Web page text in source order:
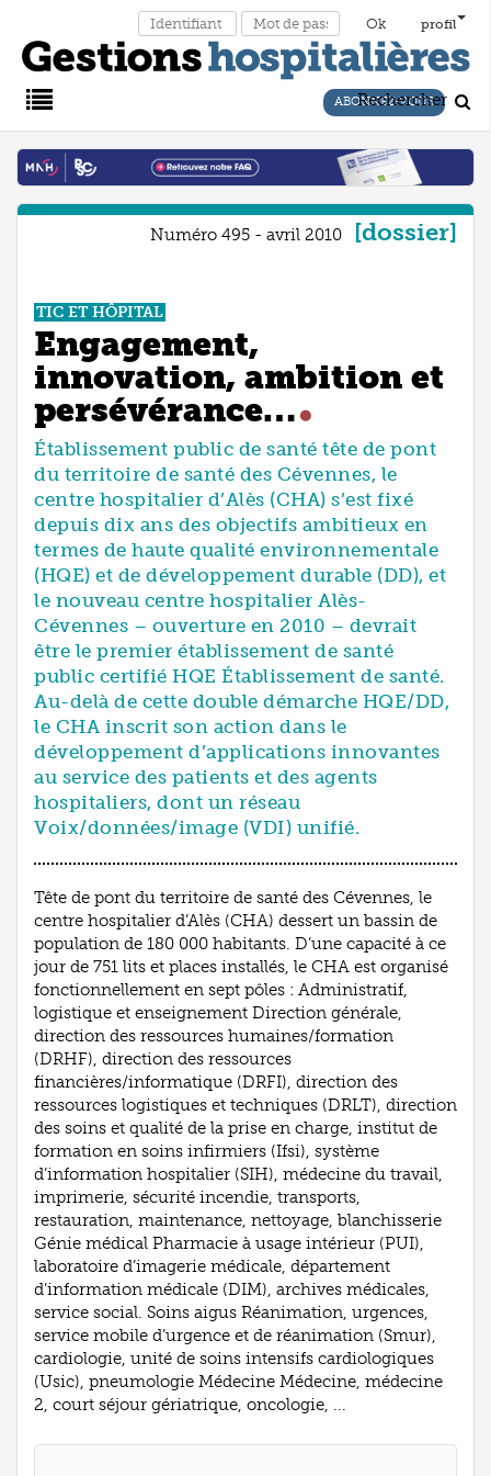
profil
Main
Menu
ABONNEZ-VOUS
Rechercher
Numéro 495 - avril 2010 dossier
TIC ET HÔPITAL
Engagement,
innovation, ambition et
persévérance…
Établissement public de santé tête de pont
du territoire de santé des Cévennes, le
centre hospitalier d’Alès (CHA) s’est fixé
depuis dix ans des objectifs ambitieux en
termes de haute qualité environnementale
(HQE) et de développement durable (DD), et
le nouveau centre hospitalier Alès-
Cévennes – ouverture en 2010 – devrait
être le premier établissement de santé
public certifié HQE Établissement de santé.
Au-delà de cette double démarche HQE/DD,
le CHA inscrit son action dans le
développement d’applications innovantes
au service des patients et des agents
hospitaliers, dont un réseau
Voix/données/image (VDI) unifié.
Tête de pont du territoire de santé des Cévennes, le
centre hospitalier d’Alès (CHA) dessert un bassin de
population de 180 000 habitants. D’une capacité à ce
jour de 751 lits et places installés, le CHA est organisé
fonctionnellement en sept pôles : Administratif,
logistique et enseignement Direction générale,
direction des ressources humaines/formation
(DRHF), direction des ressources
financières/informatique (DRFI), direction des
ressources logistiques et techniques (DRLT), direction
des soins et qualité de la prise en charge, institut de
formation en soins infirmiers (Ifsi), système
d’information hospitalier (SIH), médecine du travail,
imprimerie, sécurité incendie, transports,
restauration, maintenance, nettoyage, blanchisserie
Génie médical Pharmacie à usage intérieur (PUI),
laboratoire d’imagerie médicale, département
d’information médicale (DIM), archives médicales,
service social. Soins aigus Réanimation, urgences,
service mobile d’urgence et de réanimation (Smur),
cardiologie, unité de soins intensifs cardiologiques
(Usic), pneumologie Médecine Médecine, médecine
2, court séjour gériatrique, oncologie, ...